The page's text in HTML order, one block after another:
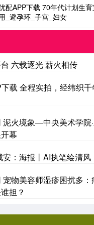
配APP下载 70年代计划生
_避孕环_子宫_妇女
六载逐光 薪火相传
载 全程实拍，经纬织
泥火境象—中央美术学院
幕
安：海报丨AI执笔绘清
物美容师湿疹困扰多
担？